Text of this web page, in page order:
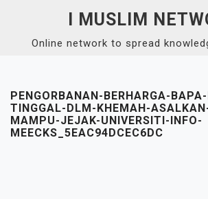
content
I MUSLIM
Online network to spread
PENGORBANAN-BERHARGA-
TINGGAL-DLM-KHEMAH-
MAMPU-JEJAK-UNIVERSITI-INFO-
MEECKS_5EAC94DCEC6DC